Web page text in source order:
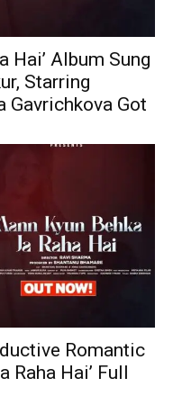
Hai’ Album Sung
Starring
Gavrichkova Got
Romantic
Raha Hai’ Full